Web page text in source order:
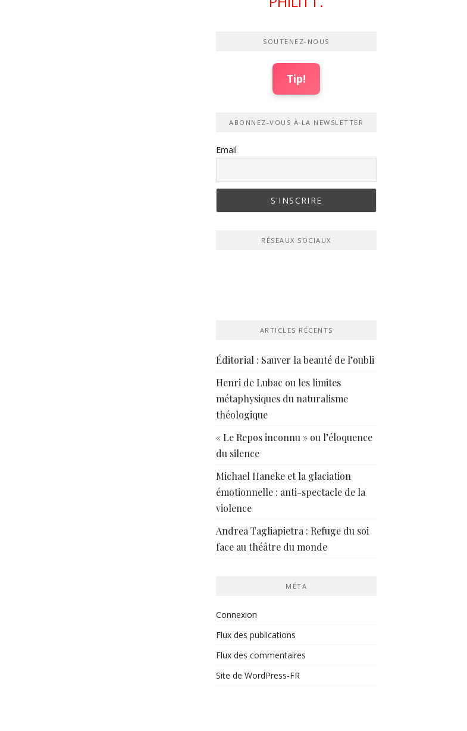
SOUTENEZ-NOUS
Tip!
ABONNEZ-VOUS À LA NEWSLETTER
Email
RÉSEAUX SOCIAUX
ARTICLES RÉCENTS
Éditorial : Sauver la beauté de l’oubli
Henri de Lubac ou les limites
métaphysiques du naturalisme
théologique
« Le Repos inconnu » ou l’éloquence
du silence
Michael Haneke et la glaciation
émotionnelle : anti-spectacle de la
violence
Andrea Tagliapietra : Refuge du soi
face au théâtre du monde
MÉTA
Connexion
Flux des publications
Flux des commentaires
Site de WordPress-FR